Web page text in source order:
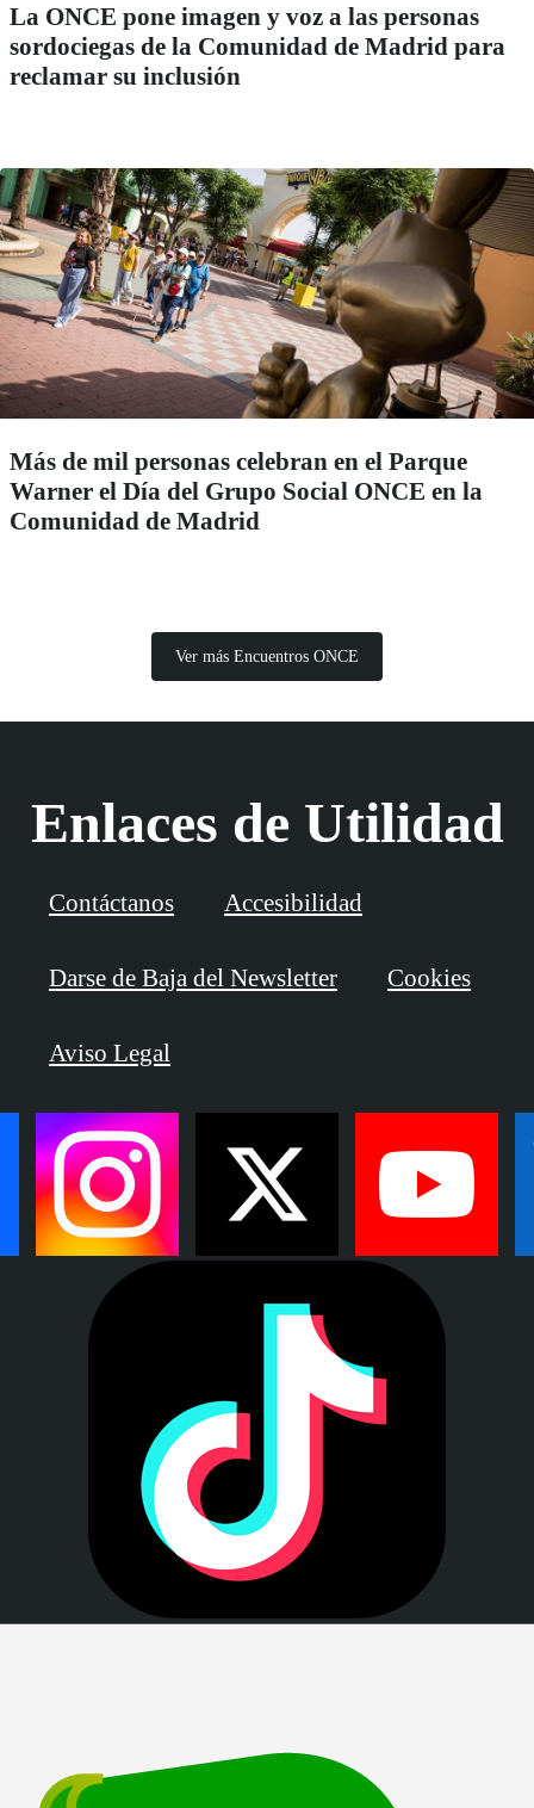
La ONCE pone imagen y voz a las personas
sordociegas de la Comunidad de Madrid para
reclamar su inclusión
Más de mil personas celebran en el Parque
Warner el Día del Grupo Social ONCE en la
Comunidad de Madrid
Ver más Encuentros ONCE
Enlaces de Utilidad
Contáctanos Accesibilidad
Darse de Baja del Newsletter Cookies
Aviso Legal